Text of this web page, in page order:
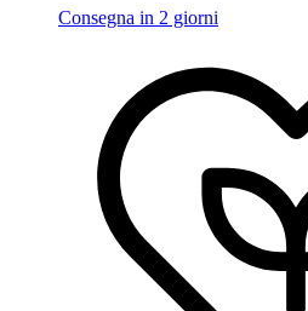
Consegna in 2 giorni